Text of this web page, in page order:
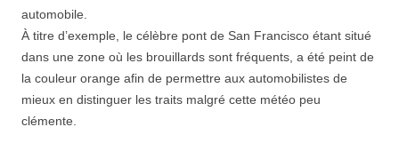
automobile.
À titre d’exemple, le célèbre pont de San Francisco étant situé
dans une zone où les brouillards sont fréquents, a été peint de
la couleur orange afin de permettre aux automobilistes de
mieux en distinguer les traits malgré cette météo peu
clémente.